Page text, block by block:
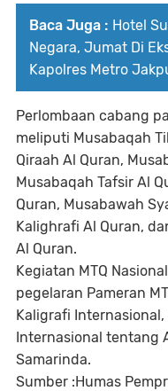
Baca Juga : Hotel
Negara, Jumat Di
Kapolres Metro
Perlombaan cabang
meliputi Musabaqah
Qiraah Al Quran,
Musabaqah Tafsir Al
Quran, Musabawah
Kalighrafi Al Quran,
Al Quran.
Kegiatan MTQ
pegelaran Pameran
Kaligrafi
Internasional tentang
Samarinda.
Sumber :Humas